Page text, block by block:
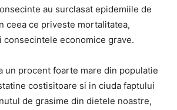
au surclasat epidemiile de
ceea ce priveste mortalitatea,
consecintele economice grave.
un procent foarte mare din populatie
costisitoare si in ciuda faptului
de grasime din dietele noastre,